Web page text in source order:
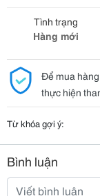
Tình trạng
Hàng mới
Để mua
thực hiện
Từ khóa gợi ý:
Bình luận